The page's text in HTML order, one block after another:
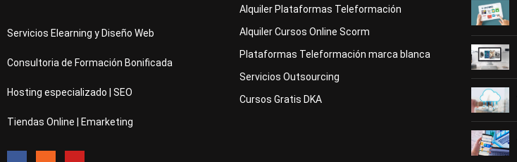
Servicios Elearning y Diseño Web
Consultoria de Formación Bonificada
Hosting especializado | SEO
Tiendas Online | Emarketing
Alquiler Plataformas Teleformación
Alquiler Cursos Online Scorm
Plataformas Teleformación marca blanca
Servicios Outsourcing
Cursos Gratis DKA